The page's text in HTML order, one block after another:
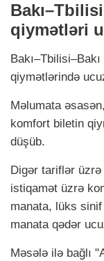
qiymətləri
qiymətlərində
Məlumata
komfort biletin
düşüb.
Digər tariflər üzrə
istiqamət üzrə
manata, lüks
manata qədər
Məsələ ilə bağlı